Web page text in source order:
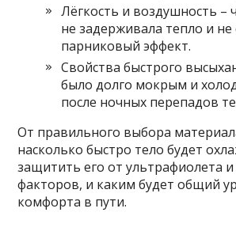
Лёгкость и воздушность –
не задерживала тепло и не
парниковый эффект.
Свойства быстрого
было долго мокрым и
после ночных перепадов
От правильного выбора
насколько быстро тело будет
защитить его от ультрафиолета и
факторов, и каким будет общий
комфорта в пути.